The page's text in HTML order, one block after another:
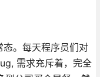
。每天程序员们对
需求充斥着，完全